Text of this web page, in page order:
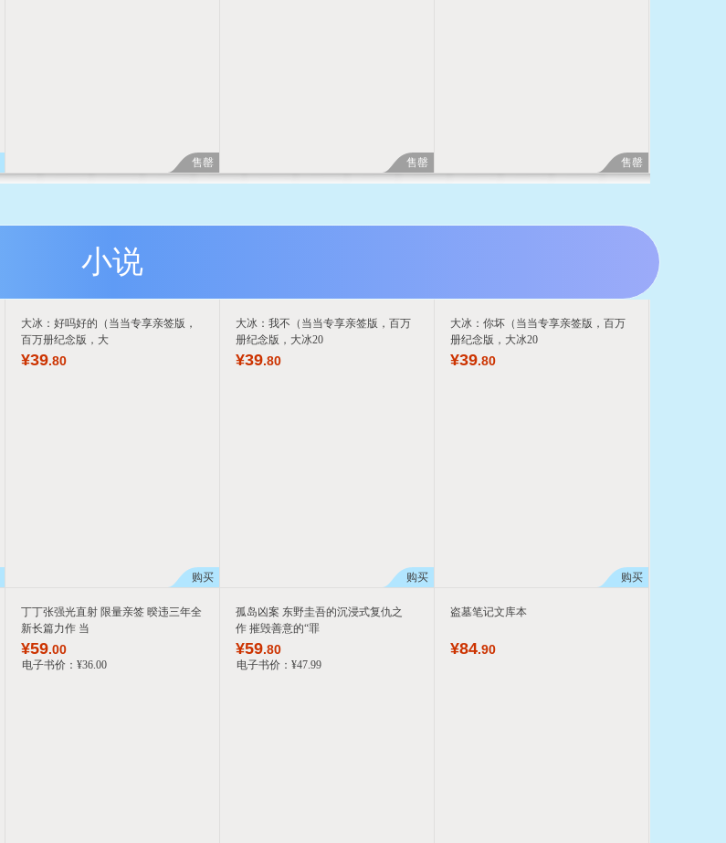
售罄 售罄 售罄
小说
大冰：好吗好的（当当专享亲签版，
百万册纪念版，大
¥39.80
购买
大冰：我不（当当专享亲签版，百万
册纪念版，大冰20
¥39.80
购买
大冰：你坏（当当专享亲签版，百万
册纪念版，大冰20
¥39.80
购买
丁丁张强光直射 限量亲签 暌违三年全
新长篇力作 当
¥59.00
电子书价： ¥36.00
孤岛凶案 东野圭吾的沉浸式复仇之
作 摧毁善意的“罪
¥59.80
电子书价： ¥47.99
盗墓笔记文库本
¥84.90